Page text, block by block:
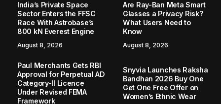
India’s Private Space
Sector Enters the FFSC
Race With Astrobase’s
800 kN Everest Engine
August 8, 2026
Are Ray-Ban Meta Smart
Glasses a Privacy Risk?
What Users Need to
Know
August 8, 2026
Paul Merchants Gets RBI
Approval for Perpetual AD
Category-II Licence
Under Revised FEMA
Framework
Snyvia Launches Raksha
Bandhan 2026 Buy One
Get One Free Offer on
Women’s Ethnic Wear